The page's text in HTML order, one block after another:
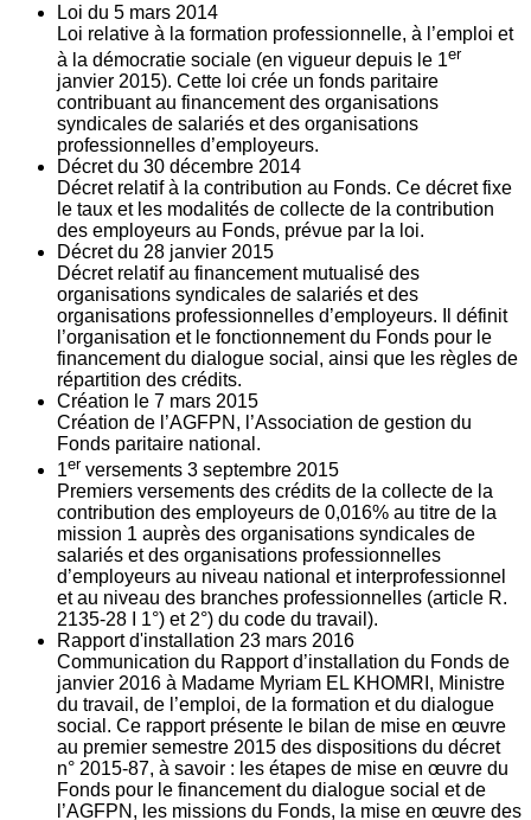
Loi du 5 mars 2014
Loi relative à la formation professionnelle, à l’emploi et
à la démocratie sociale (en vigueur depuis le 1er
janvier 2015). Cette loi crée un fonds paritaire
contribuant au financement des organisations
syndicales de salariés et des organisations
professionnelles d’employeurs.
Décret du 30 décembre 2014
Décret relatif à la contribution au Fonds. Ce décret fixe
le taux et les modalités de collecte de la contribution
des employeurs au Fonds, prévue par la loi.
Décret du 28 janvier 2015
Décret relatif au financement mutualisé des
organisations syndicales de salariés et des
organisations professionnelles d’employeurs. Il définit
l’organisation et le fonctionnement du Fonds pour le
financement du dialogue social, ainsi que les règles de
répartition des crédits.
Création le 7 mars 2015
Création de l’AGFPN, l’Association de gestion du
Fonds paritaire national.
1er versements 3 septembre 2015
Premiers versements des crédits de la collecte de la
contribution des employeurs de 0,016% au titre de la
mission 1 auprès des organisations syndicales de
salariés et des organisations professionnelles
d’employeurs au niveau national et interprofessionnel
et au niveau des branches professionnelles (article R.
2135‐28 I 1°) et 2°) du code du travail).
Rapport d'installation 23 mars 2016
Communication du Rapport d’installation du Fonds de
janvier 2016 à Madame Myriam EL KHOMRI, Ministre
du travail, de l’emploi, de la formation et du dialogue
social. Ce rapport présente le bilan de mise en œuvre
au premier semestre 2015 des dispositions du décret
n° 2015-87, à savoir : les étapes de mise en œuvre du
Fonds pour le financement du dialogue social et de
l’AGFPN, les missions du Fonds, la mise en œuvre des